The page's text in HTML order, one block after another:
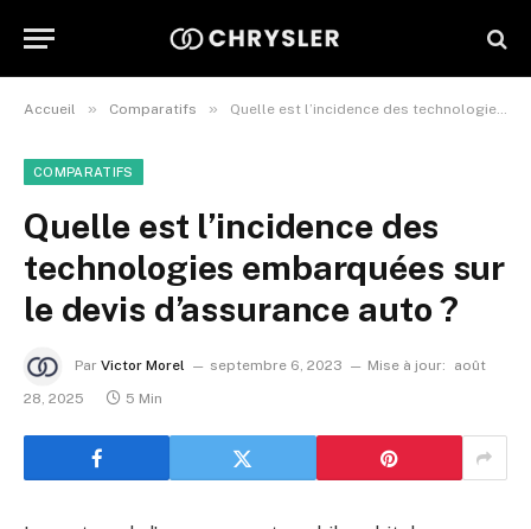
Accueil » Comparatifs » Quelle est l’incidence des technologies embarquées sur le devis d’assurance auto ?
COMPARATIFS
Quelle est l’incidence des
technologies embarquées sur
le devis d’assurance auto ?
Par Victor Morel septembre 6, 2023 Mise à jour:
août
28, 2025
5 Min